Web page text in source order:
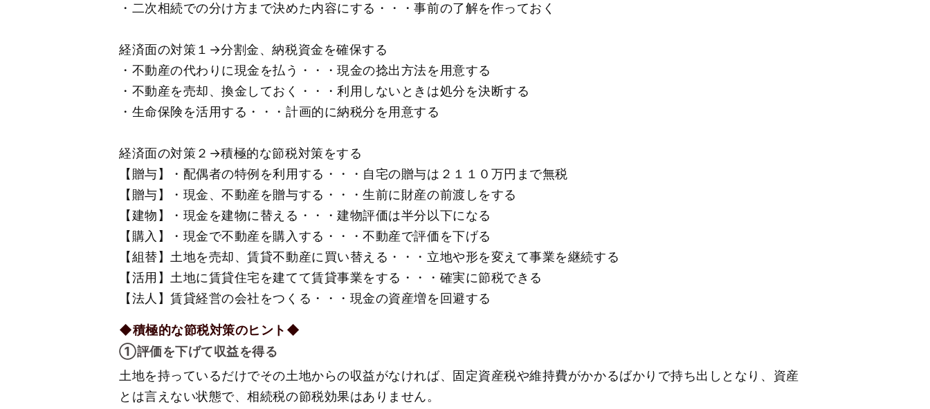
・二次相続での分け方まで決めた内容にする・・・事前の了解を作っておく
経済面の対策１→分割金、納税資金を確保する
・不動産の代わりに現金を払う・・・現金の捻出方法を用意する
・不動産を売却、換金しておく・・・利用しないときは処分を決断する
・生命保険を活用する・・・計画的に納税分を用意する
経済面の対策２→積極的な節税対策をする
【贈与】・配偶者の特例を利用する・・・自宅の贈与は２１１０万円まで無税
【贈与】・現金、不動産を贈与する・・・生前に財産の前渡しをする
【建物】・現金を建物に替える・・・建物評価は半分以下になる
【購入】・現金で不動産を購入する・・・不動産で評価を下げる
【組替】土地を売却、賃貸不動産に買い替える・・・立地や形を変えて事業を継続する
【活用】土地に賃貸住宅を建てて賃貸事業をする・・・確実に節税できる
【法人】賃貸経営の会社をつくる・・・現金の資産増を回避する
◆積極的な節税対策のヒント◆
①評価を下げて収益を得る
土地を持っているだけでその土地からの収益がなければ、固定資産税や維持費がかかるばかりで持ち出しとなり、資産
とは言えない状態で、相続税の節税効果はありません。